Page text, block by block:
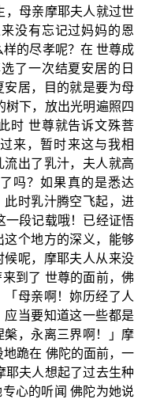
，母亲摩耶夫人就过世
没有忘记过妈妈的恩
的尽孝呢？在 世尊成
了一次结夏安居的日
居，目的就是要为母
树下，放出光明遍照四
时 世尊就告诉文殊菩
来，暂时来这与我相
出了乳汁，夫人就高
吗？如果真的是悉达
时乳汁腾空飞起，进
一段记载哦！已经证悟
个地方的深义，能够
呢，摩耶夫人从来没
到了 世尊的面前，佛
母亲啊！妳历经了人
当要知道这一些都是
，永离三界啊！」摩
跪在 佛陀的面前，一
耶夫人想起了过去生种
心的听闻 佛陀为她说